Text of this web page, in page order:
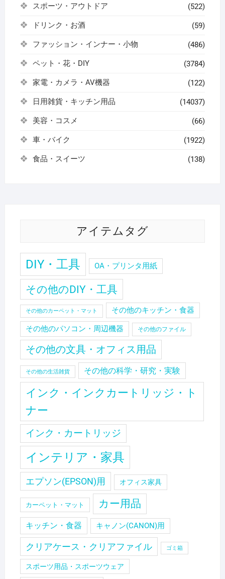
スポーツ・アウトドア (522)
ドリンク・お酒 (59)
ファッション・インナー・小物 (486)
ペット・花・DIY (3784)
家電・カメラ・AV機器 (122)
日用雑貨・キッチン用品 (14037)
美容・コスメ (66)
車・バイク (1922)
食品・スイーツ (138)
アイテムタグ
DIY・工具 OA・プリンタ用紙
その他のDIY・工具
その他のカーペット・マット その他のキッチン・食器
その他のパソコン・周辺機器 その他のファイル
その他の文具・オフィス用品
その他の生活雑貨 その他の科学・研究・実験
インク・インクカートリッジ・ト
ナー
インク・カートリッジ
インテリア・家具
エプソン(EPSON)用 オフィス家具
カーペット・マット カー用品
キッチン・食器 キャノン(CANON)用
クリアケース・クリアファイル ゴミ箱
スポーツ用品・スポーツウェア